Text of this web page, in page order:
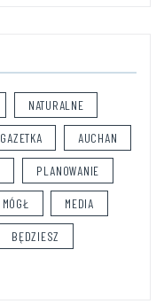
NATURALNE
GAZETKA AUCHAN
PLANOWANIE
MÓGŁ MEDIA
BĘDZIESZ